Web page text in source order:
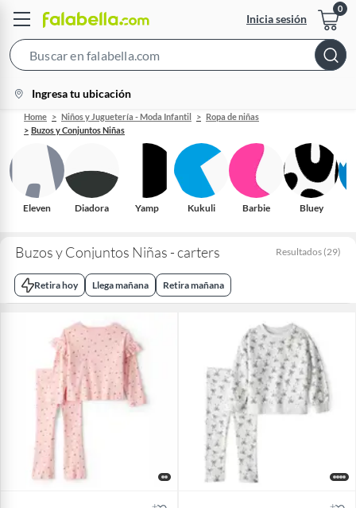
Inicia sesión
Bar
location-
icon
Ingresa tu ubicación
Home Niños y Juguetería - Moda Infantil
Ropa de niñas
Buzos y Conjuntos Niñas
Eleven Diadora Yamp Kukuli Barbie Bluey
Buzos y Conjuntos Niñas - carters Resultados (29)
Retira hoy Llega mañana Retira mañana